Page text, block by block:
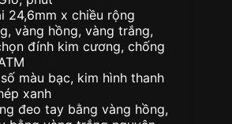
24,6mm x chiều rộng
vàng hồng, vàng trắng,
đính kim cương, chống
màu bạc, kim hình thanh
xanh
đeo tay bằng vàng hồng,